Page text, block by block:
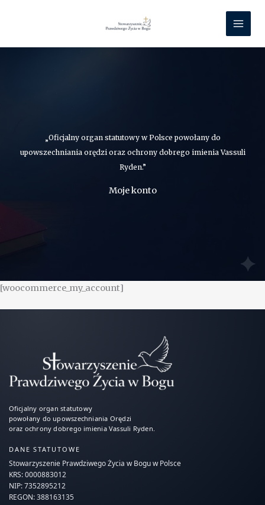
„Oficjalny organ statutowy w Polsce powołany do
upowszechniania orędzi oraz ochrony dobrego imienia Vassuli
Ryden.”
Moje konto
[woocommerce_my_account]
Oficjalny organ statutowy
powołany do upowszechniania Orędzi
oraz ochrony dobrego imienia Vassuli Ryden.
DANE STATUTOWE
Stowarzyszenie Prawdziwego Życia w Bogu w Polsce
KRS: 0000883012
NIP: 7352895212
REGON: 388163135